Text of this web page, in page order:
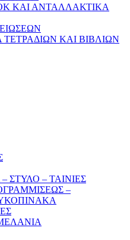
ΚΑΙ ΑΝΤΑΛΛΑΚΤΙΚΑ
ΚΑΙ ΒΙΒΛΙΩΝ
ΣΤΥΛΟ – ΤΑΙΝΙΕΣ
–